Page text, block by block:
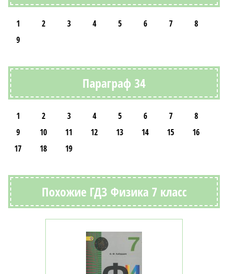
1 2 3 4 5 6 7
8
9
Параграф 34
1 2 3 4 5 6 7
8
9
10 11 12 13 14 15
16
17
18 19
Похожие ГДЗ Физика 7 класс